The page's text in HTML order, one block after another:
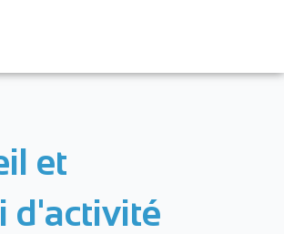
et
d'activité